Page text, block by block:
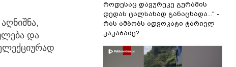
და
როდესაც დავურეკე გურამის
დედას ცალსახად განაცხადა..." -
რას ამბობს ადვოკატი ტარიელ
კაკაბაძე?